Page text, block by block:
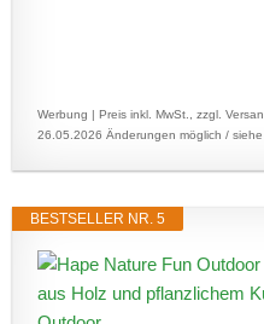
Werbung | Preis inkl. MwSt., zzgl.
26.05.2026 Änderungen möglich /
BESTSELLER NR. 5